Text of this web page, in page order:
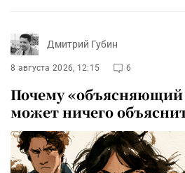
Дмитрий Губин
8 августа 2026, 12:15 6
Почему «объясняющий
может ничего